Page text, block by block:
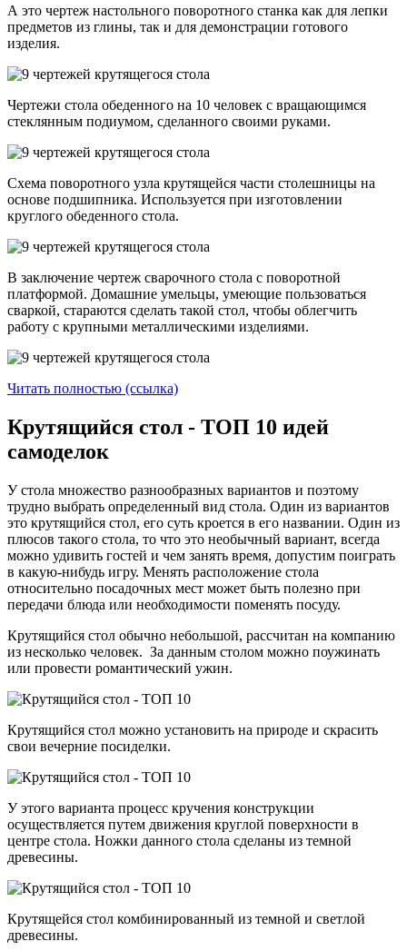
А это чертеж настольного поворотного станка как для лепки
предметов из глины, так и для демонстрации готового
изделия.
Чертежи стола обеденного на 10 человек с вращающимся
стеклянным подиумом, сделанного своими руками.
Схема поворотного узла крутящейся части столешницы на
основе подшипника. Используется при изготовлении
круглого обеденного стола.
В заключение чертеж сварочного стола с поворотной
платформой. Домашние умельцы, умеющие пользоваться
сваркой, стараются сделать такой стол, чтобы облегчить
работу с крупными металлическими изделиями.
Читать полностью (ссылка)
Крутящийся стол - ТОП 10 идей
самоделок
У стола множество разнообразных вариантов и поэтому
трудно выбрать определенный вид стола. Один из вариантов
это крутящийся стол, его суть кроется в его названии. Один из
плюсов такого стола, то что это необычный вариант, всегда
можно удивить гостей и чем занять время, допустим поиграть
в какую-нибудь игру. Менять расположение стола
относительно посадочных мест может быть полезно при
передачи блюда или необходимости поменять посуду.
Крутящийся стол обычно небольшой, рассчитан на компанию
из несколько человек. За данным столом можно поужинать
или провести романтический ужин.
Крутящийся стол можно установить на природе и скрасить
свои вечерние посиделки.
У этого варианта процесс кручения конструкции
осуществляется путем движения круглой поверхности в
центре стола. Ножки данного стола сделаны из темной
древесины.
Крутящейся стол комбинированный из темной и светлой
древесины.